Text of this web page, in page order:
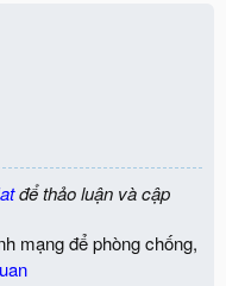
để thảo luận và cập
mạng để phòng chống,